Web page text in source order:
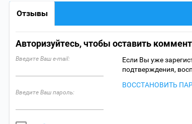
Отзывы
Авторизуйтесь, чтобы оставить
Введите Ваш e-mail:
Введите Ваш пароль:
Если Вы уже
подтверждения,
ВОССТАНОВИТЬ